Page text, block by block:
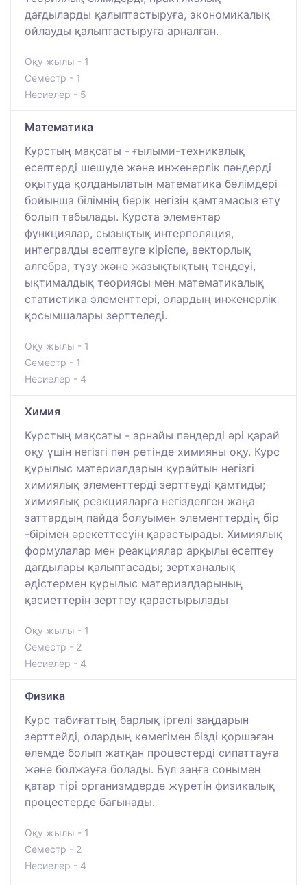
дағдыларды қалыптастыруға, экономикалық
ойлауды қалыптастыруға арналған.
Оқу жылы - 1
Семестр - 1
Несиелер - 5
Математика
Курстың мақсаты - ғылыми-техникалық
есептерді шешуде және инженерлік пәндерді
оқытуда қолданылатын математика бөлімдері
бойынша білімнің берік негізін қамтамасыз ету
болып табылады. Курста элементар
функциялар, сызықтық интерполяция,
интегралды есептеуге кіріспе, векторлық
алгебра, түзу және жазықтықтың теңдеуі,
ықтималдық теориясы мен математикалық
статистика элементтері, олардың инженерлік
қосымшалары зерттеледі.
Оқу жылы - 1
Семестр - 1
Несиелер - 4
Химия
Курстың мақсаты - арнайы пәндерді әрі қарай
оқу үшін негізгі пән ретінде химияны оқу. Курс
құрылыс материалдарын құрайтын негізгі
химиялық элементтерді зерттеуді қамтиды;
химиялық реакцияларға негізделген жаңа
заттардың пайда болуымен элементтердің бір
-бірімен әрекеттесуін қарастырады. Химиялық
формулалар мен реакциялар арқылы есептеу
дағдылары қалыптасады; зертханалық
әдістермен құрылыс материалдарының
қасиеттерін зерттеу қарастырылады
Оқу жылы - 1
Семестр - 2
Несиелер - 4
Физика
Курс табиғаттың барлық іргелі заңдарын
зерттейді, олардың көмегімен бізді қоршаған
әлемде болып жатқан процестерді сипаттауға
және болжауға болады. Бұл заңға сонымен
қатар тірі организмдерде жүретін физикалық
процестерде бағынады.
Оқу жылы - 1
Семестр - 2
Несиелер - 4